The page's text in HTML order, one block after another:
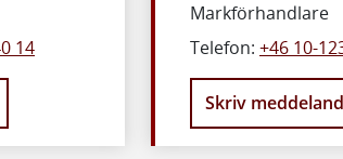
14
Markförhandlare
Telefon: +46 10-
Skriv